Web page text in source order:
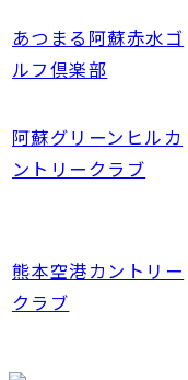
あつまる阿蘇赤水ゴ
ルフ倶楽部
阿蘇グリーンヒルカ
ントリークラブ
熊本空港カントリー
クラブ